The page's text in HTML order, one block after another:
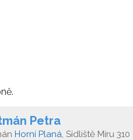
Petra
Horní Planá, Sídliště Míru 310